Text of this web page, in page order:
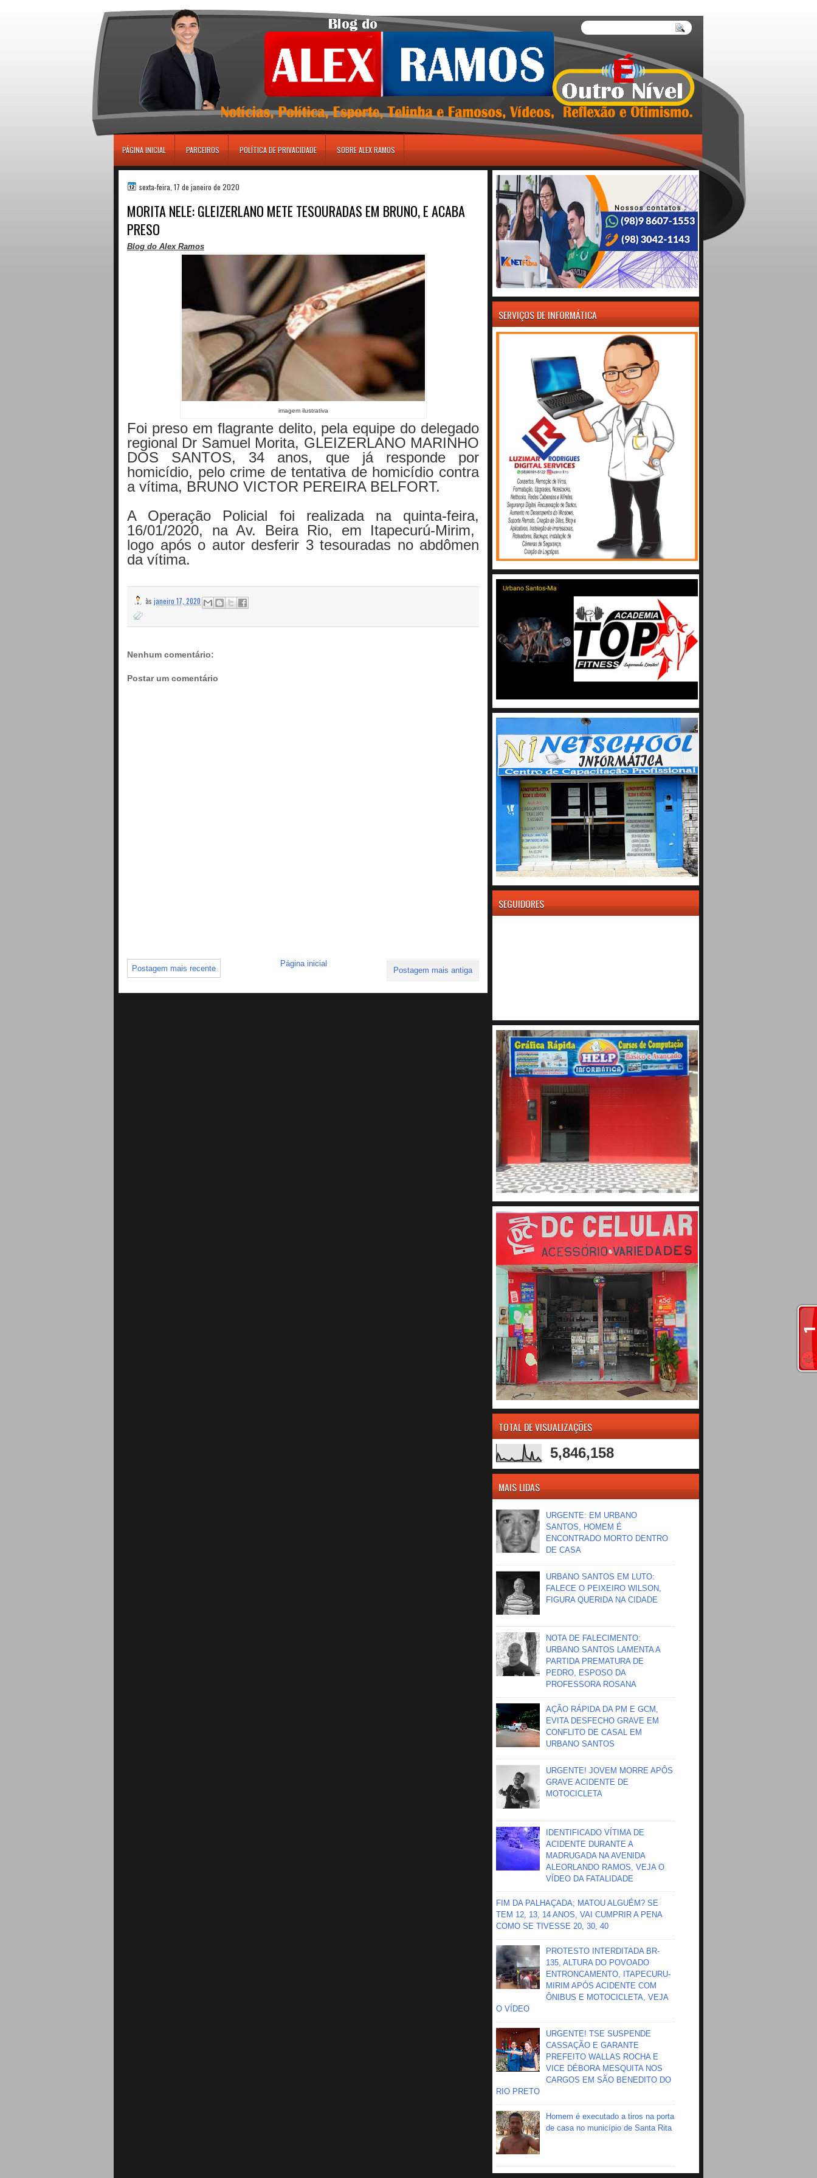
PÁGINA INICIAL PARCEIROS POLÍTICA DE PRIVACIDADE SOBRE ALEX RAMOS
sexta-feira, 17 de janeiro de 2020
MORITA NELE: GLEIZERLANO METE TESOURADAS EM BRUNO, E ACABA
PRESO
Blog do Alex Ramos
imagem ilustrativa
Foi preso em flagrante delito, pela equipe do delegado
regional Dr Samuel Morita, GLEIZERLANO MARINHO
DOS SANTOS, 34 anos, que já responde por
homicídio, pelo crime de tentativa de homicídio contra
a vítima, BRUNO VICTOR PEREIRA BELFORT.
A Operação Policial foi realizada na quinta-feira,
16/01/2020, na Av. Beira Rio, em Itapecurú-Mirim,
logo após o autor desferir 3 tesouradas no abdômen
da vítima.
às janeiro 17, 2020
Nenhum comentário:
Postar um comentário
Postagem mais recente Postagem mais antiga
Página inicial
SERVIÇOS DE INFORMÁTICA
SEGUIDORES
TOTAL DE VISUALIZAÇÕES
5,846,158
MAIS LIDAS
URGENTE: EM URBANO
SANTOS, HOMEM É
ENCONTRADO MORTO DENTRO
DE CASA
URBANO SANTOS EM LUTO:
FALECE O PEIXEIRO WILSON,
FIGURA QUERIDA NA CIDADE
NOTA DE FALECIMENTO:
URBANO SANTOS LAMENTA A
PARTIDA PREMATURA DE
PEDRO, ESPOSO DA
PROFESSORA ROSANA
AÇÃO RÁPIDA DA PM E GCM,
EVITA DESFECHO GRAVE EM
CONFLITO DE CASAL EM
URBANO SANTOS
URGENTE! JOVEM MORRE APÔS
GRAVE ACIDENTE DE
MOTOCICLETA
IDENTIFICADO VÍTIMA DE
ACIDENTE DURANTE A
MADRUGADA NA AVENIDA
ALEORLANDO RAMOS, VEJA O
VÍDEO DA FATALIDADE
FIM DA PALHAÇADA; MATOU ALGUÉM? SE
TEM 12, 13, 14 ANOS, VAI CUMPRIR A PENA
COMO SE TIVESSE 20, 30, 40
PROTESTO INTERDITADA BR-
135, ALTURA DO POVOADO
ENTRONCAMENTO, ITAPECURU-
MIRIM APÓS ACIDENTE COM
ÔNIBUS E MOTOCICLETA, VEJA
O VÍDEO
URGENTE! TSE SUSPENDE
CASSAÇÃO E GARANTE
PREFEITO WALLAS ROCHA E
VICE DÉBORA MESQUITA NOS
CARGOS EM SÃO BENEDITO DO
RIO PRETO
Homem é executado a tiros na porta
de casa no município de Santa Rita